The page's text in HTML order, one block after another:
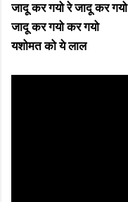
जादू कर गयो रे जादू कर गयो
जादू कर गयो कर गयो
यशोमत को ये लाल